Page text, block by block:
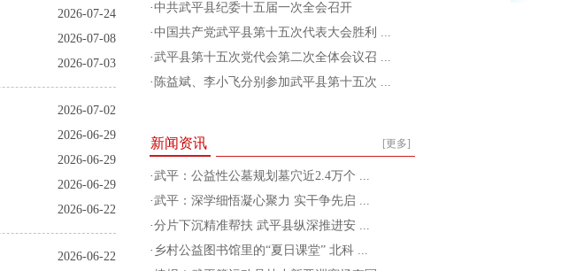
2026-07-24
2026-07-08
2026-07-03
2026-07-02
2026-06-29
2026-06-29
2026-06-29
2026-06-22
2026-06-22
·中共武平县纪委十五届一次全会召开
·中国共产党武平县第十五次代表大会胜利 ...
·武平县第十五次党代会第二次全体会议召 ...
· 陈益斌、李小飞分别参加武平县第十五次 ...
[更多]
新闻资讯
·武平：公益性公墓规划墓穴近2.4万个 ...
·武平：深学细悟凝心聚力 实干争先启 ...
·分片下沉精准帮扶 武平县纵深推进安 ...
· 乡村公益图书馆里的“夏日课堂” 北科 ...